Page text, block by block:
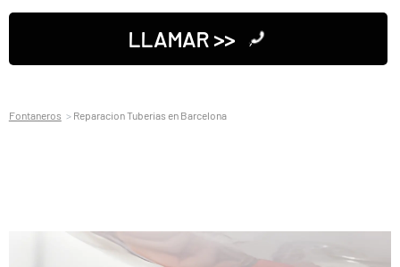
LLAMAR >>
Fontaneros Reparacion Tuberias en Barcelona